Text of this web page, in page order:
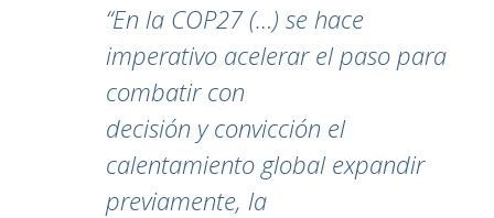
“En la COP27 (…) se hace
imperativo acelerar el paso para
combatir con
decisión y convicción el
calentamiento global expandir
previamente, la